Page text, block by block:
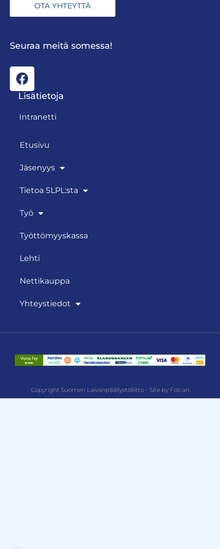
OTA YHTEYTTÄ
Seuraa meitä somessa!
Lisätietoja
Intranetti
Etusivu
Jäsenyys
Tietoa SLPL:sta
Työ
Työttömyyskassa
Lehti
Nettikauppa
Yhteystiedot
Copyright Suomen Laivanpäällystöliitto - Site by Folcan